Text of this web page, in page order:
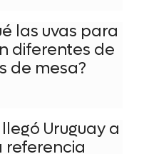
las uvas para
diferentes de
de mesa?
Uruguay a
referencia